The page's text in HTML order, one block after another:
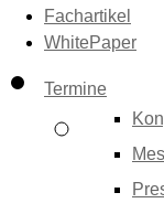
Fachartikel
WhitePaper
Termine